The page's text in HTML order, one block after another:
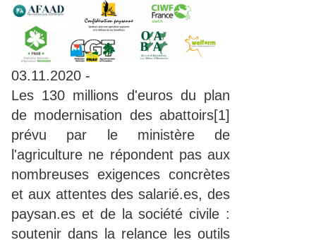
03.11.2020 -
Les 130 millions d'euros du plan
de modernisation des abattoirs[1]
prévu par le ministère de
l'agriculture ne répondent pas aux
nombreuses exigences concrètes
et aux attentes des salarié.es, des
paysan.es et de la société civile :
soutenir dans la relance les outils